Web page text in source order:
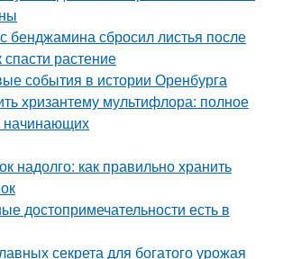
бенджамина сбросил листья после
растение
события в истории Оренбурга
хризантему мультифлора: полное
начинающих
надолго: как правильно хранить
достопримечательности есть в
секрета для богатого урожая